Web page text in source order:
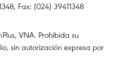
Fax: (024) 39411348
VNA. Prohibida su
sin autorización expresa por